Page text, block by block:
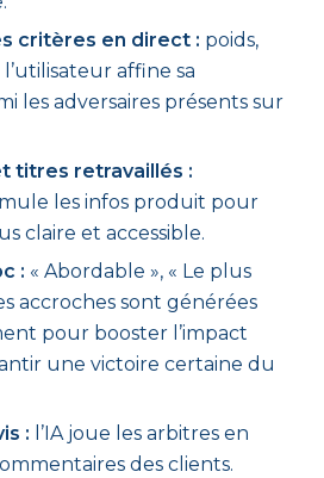
critères en direct : poids,
affine sa
les adversaires présents sur
titres retravaillés :
les infos produit pour
claire et accessible.
: « Abordable », « Le plus
accroches sont générées
pour booster l’impact
une victoire certaine du
: l’IA joue les arbitres en
des clients.